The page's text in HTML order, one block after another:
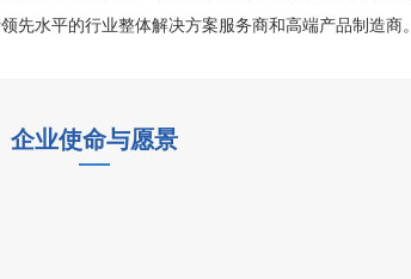
先水平的行业整体解决方案服务商和高端产品制造商。
企业使命与愿景